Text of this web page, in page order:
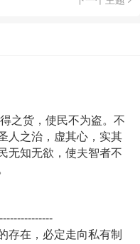
之货，使民不为盗。不
人之治，虚其心，实其
无知无欲，使夫智者不
存在，必定走向私有制